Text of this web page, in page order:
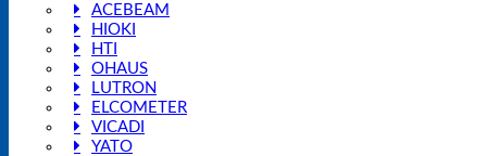
ACEBEAM
HIOKI
HTI
OHAUS
LUTRON
ELCOMETER
VICADI
YATO